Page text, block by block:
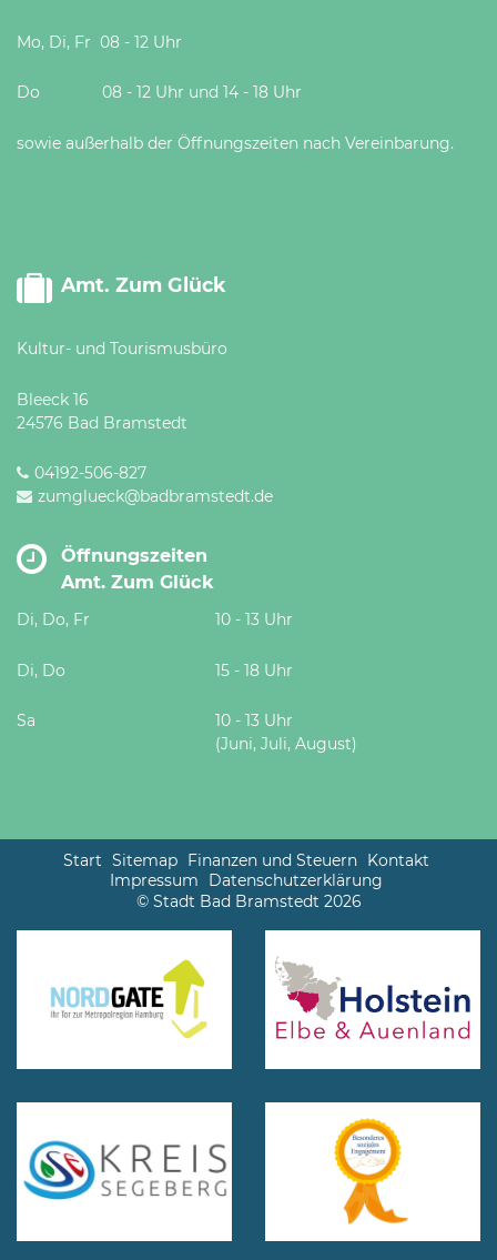
Mo, Di, Fr 08 - 12 Uhr
Do 08 - 12 Uhr und 14 - 18 Uhr
sowie außerhalb der Öffnungszeiten nach Vereinbarung.
Amt. Zum Glück
Kultur- und Tourismusbüro
Bleeck 16
24576 Bad Bramstedt
04192-506-827
zumglueck@badbramstedt.de
Öffnungszeiten
Amt. Zum Glück
Di, Do, Fr 10 - 13 Uhr
Di, Do 15 - 18 Uhr
Sa
10 - 13 Uhr
(Juni, Juli, August)
Start Sitemap Finanzen und Steuern Kontakt
Impressum
Datenschutzerklärung
© Stadt Bad Bramstedt 2026